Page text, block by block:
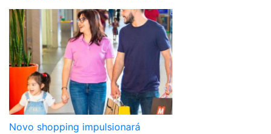
Novo shopping impulsionará